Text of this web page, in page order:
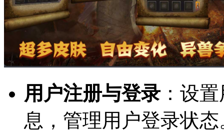
用户注册与登录：设
息，管理用户登录状态